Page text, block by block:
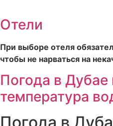
Отели
При выборе отеля
чтобы не нарваться на
Погода в
температура